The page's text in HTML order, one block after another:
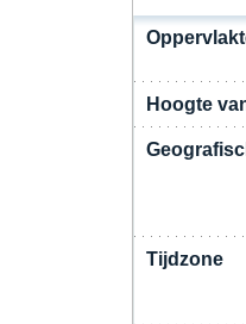
Hoogte
Tijdzone